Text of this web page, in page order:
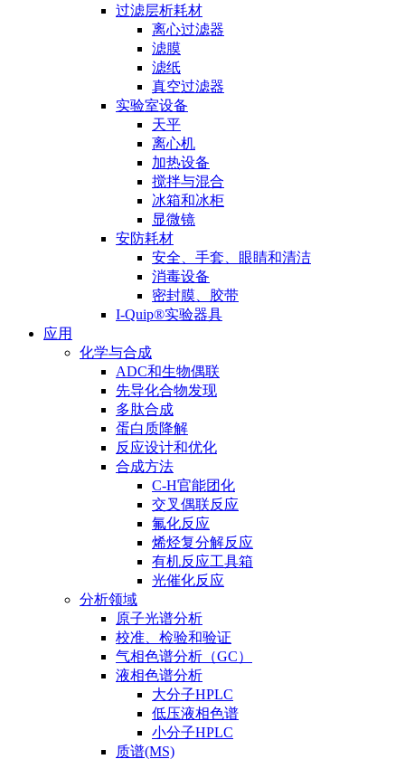
过滤层析耗材
离心过滤器
滤膜
滤纸
真空过滤器
实验室设备
天平
离心机
加热设备
搅拌与混合
冰箱和冰柜
显微镜
安防耗材
安全、手套、眼睛和清洁
消毒设备
密封膜、胶带
I-Quip®️实验器具
应用
化学与合成
ADC和生物偶联
先导化合物发现
多肽合成
蛋白质降解
反应设计和优化
合成方法
C-H官能团化
交叉偶联反应
氟化反应
烯烃复分解反应
有机反应工具箱
光催化反应
分析领域
原子光谱分析
校准、检验和验证
气相色谱分析（GC）
液相色谱分析
大分子HPLC
低压液相色谱
小分子HPLC
质谱(MS)